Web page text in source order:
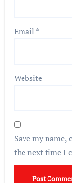
Email *
Website
Save my
the next time I